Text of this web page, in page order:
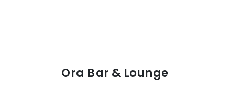
Ora Bar & Lounge